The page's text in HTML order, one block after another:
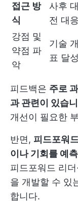
접근 방
식
사후
전 대응
강점 및
약점 파
악
기술
표 달성
피드백은 주로
과 관련이 있습
개선이 필요한
반면, 피드포워
이나 기회를 예
피드포워드 리
을 개발할 수 있
합니다.